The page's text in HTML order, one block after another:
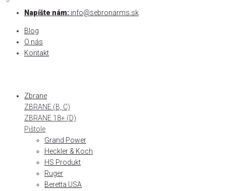
Skip
content
Napíšte nám: info@sebronarms.sk
Blog
O nás
Kontakt
Zbrane
ZBRANE (B, C)
ZBRANE 18+ (D)
Pištole
Grand Power
Heckler & Koch
HS Produkt
Ruger
Beretta USA